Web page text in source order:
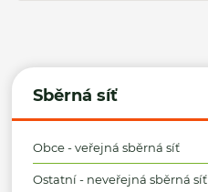
Sběrná síť
Obce - veřejná sběrná síť
Ostatní - neveřejná sběrná síť